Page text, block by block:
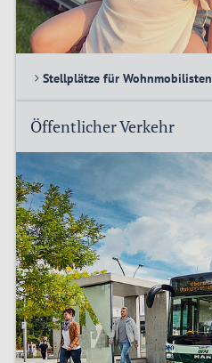
Stellplätze für Wohnmobilisten
Öffentlicher Verkehr